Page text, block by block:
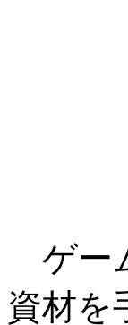
ゲー
資材を